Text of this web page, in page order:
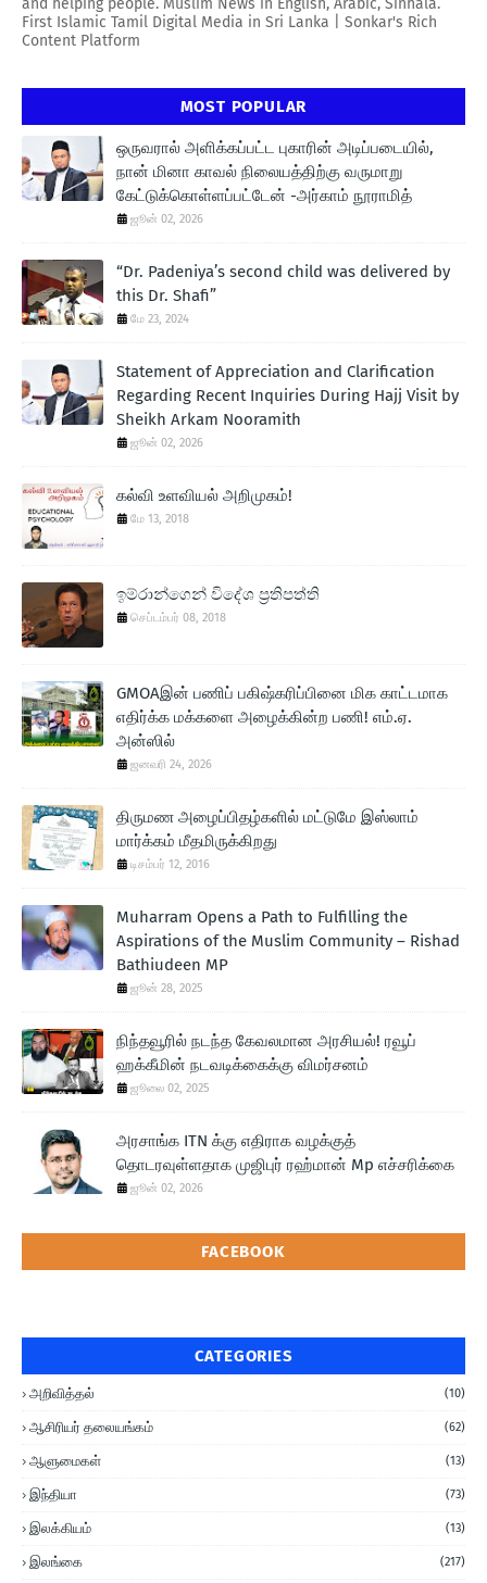
First Islamic Tamil Digital Media in Sri Lanka | Sonkar's Rich
Content Platform
MOST POPULAR
ஒருவரால் அளிக்கப்பட்ட புகாரின் அடிப்படையில்,
நான் மினா காவல் நிலையத்திற்கு வருமாறு
கேட்டுக்கொள்ளப்பட்டேன் -அர்காம் நூராமித்
ஜூன் 02, 2026
“Dr. Padeniya’s second child was delivered by
this Dr. Shafi”
மே 23, 2024
Statement of Appreciation and Clarification
Regarding Recent Inquiries During Hajj Visit by
Sheikh Arkam Nooramith
ஜூன் 02, 2026
கல்வி உளவியல் அறிமுகம்!
மே 13, 2018
ඉම්රාන්ගෙන් විදේශ ප‍්‍රතිපත්ති
செப்டம்பர் 08, 2018
GMOAஇன் பணிப் பகிஷ்கரிப்பினை மிக காட்டமாக
எதிர்க்க மக்களை அழைக்கின்ற பணி! எம்.ஏ.
அன்ஸில்
ஜனவரி 24, 2026
திருமண அழைப்பிதழ்களில் மட்டுமே இஸ்லாம்
மார்க்கம் மீதமிருக்கிறது
டிசம்பர் 12, 2016
Muharram Opens a Path to Fulfilling the
Aspirations of the Muslim Community – Rishad
Bathiudeen MP
ஜூன் 28, 2025
நிந்தவூரில் நடந்த கேவலமான அரசியல்! ரவூப்
ஹக்கீமின் நடவடிக்கைக்கு விமர்சனம்
ஜூலை 02, 2025
அரசாங்க ITN க்கு எதிராக வழக்குத்
தொடரவுள்ளதாக முஜிபுர் ரஹ்மான் Mp எச்சரிக்கை
ஜூன் 02, 2026
FACEBOOK
CATEGORIES
அறிவித்தல் (10)
ஆசிரியர் தலையங்கம் (62)
ஆளுமைகள் (13)
இந்தியா (73)
இலக்கியம் (13)
இலங்கை (217)